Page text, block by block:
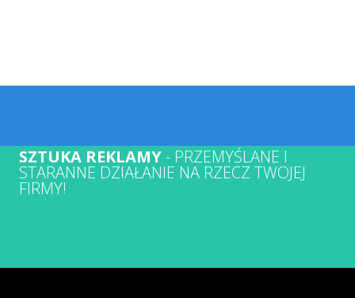
SZTUKA REKLAMY- PRZEMYŚLANE I
STARANNE DZIAŁANIE NA RZECZ TWOJEJ
FIRMY!